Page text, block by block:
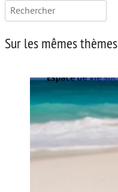
Rechercher :
Sur les mêmes thèmes